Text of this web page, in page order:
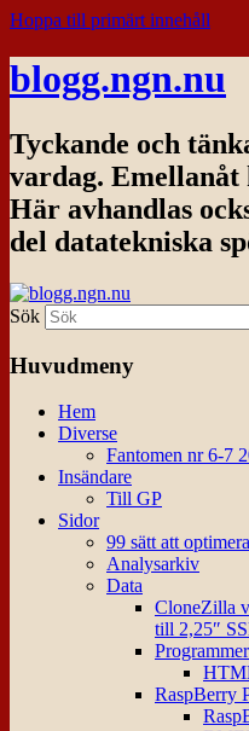
Hoppa till primärt innehåll
blogg.ngn.nu
Tyckande och
vardag.
Här avhandlas
del datatekniska
Sök
Huvudmeny
Hem
Diverse
Fantomen nr 6-7
Insändare
Till GP
Sidor
99 sätt att
Analysarkiv
Data
CloneZilla
till 2,25″
RaspBerry